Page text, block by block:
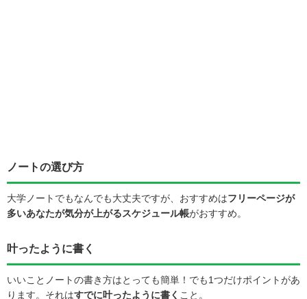
ノートの選び方
大学ノートでもなんでも大丈夫ですが、おすすめはフリーページが
多いあなたが気分が上がるスケジュール帳がおすすめ。
叶ったように書く
いいことノートの書き方はとっても簡単！でも1つだけポイントがあ
ります。それはすでに叶ったように書く こと。